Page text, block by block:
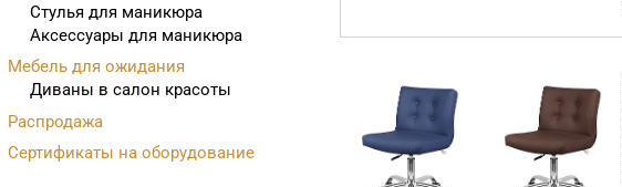
Стулья для маникюра
Аксессуары для маникюра
Мебель для ожидания
Диваны в салон красоты
Распродажа
Сертификаты на оборудование